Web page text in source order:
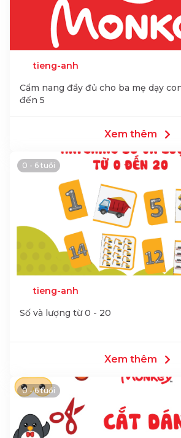
tieng-anh
Cẩm nang đầy đủ cho ba mẹ dạy
đến 5
Xem thêm
0 - 6 tuổi
tieng-anh
Số và lượng từ 0 - 20
Xem thêm
0 - 6 tuổi